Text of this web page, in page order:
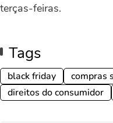
terças-feiras.
Tags
black friday
compras
direitos do consumidor